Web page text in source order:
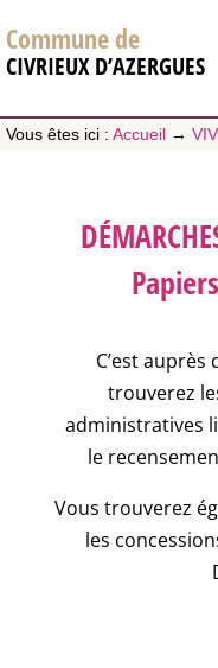
Commune de
CIVRIEUX D’AZERGUES
Vous êtes ici : Accueil →
C’est
trouverez
administratives
le
Vous trouverez
les